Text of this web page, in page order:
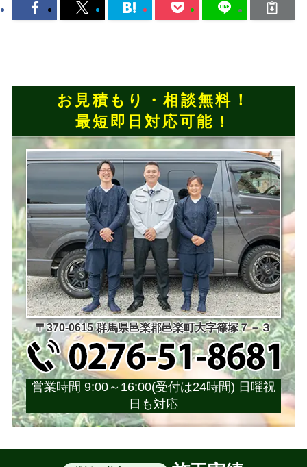
お見積もり・相談無料！
最短即日対応可能！
〒370-0615 群馬県邑楽郡邑楽町大字篠塚７－３
営業時間 9:00～16:00(受付は24時間) 日曜祝
日も対応